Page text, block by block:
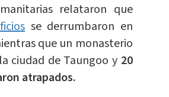
relataron que
se derrumbaron en
que un monasterio
ciudad de Taungoo y 20
atrapados.